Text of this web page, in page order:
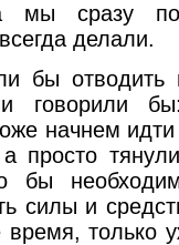
а мы сразу
делали.
бы отводить
говорили
начнем
бы
силы и
время, только